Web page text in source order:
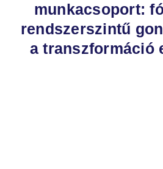
munkacsoport:
rendszerszintű
a transzformáció